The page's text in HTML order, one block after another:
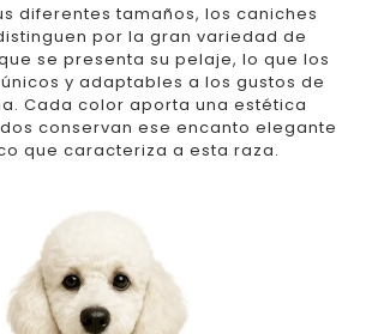
diferentes tamaños, los caniches
por la gran variedad de
se presenta su pelaje, lo que los
y adaptables a los gustos de
Cada color aporta una estética
conservan ese encanto elegante
que caracteriza a esta raza.